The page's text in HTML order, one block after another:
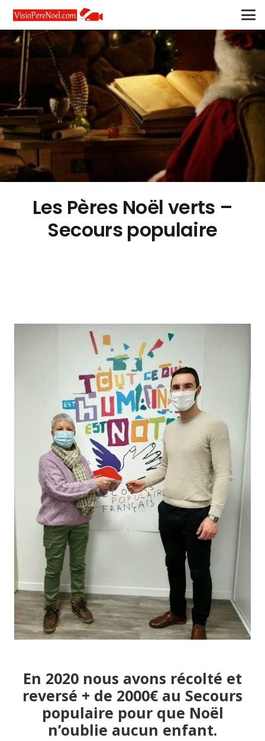
Les Pères Noël verts –
Secours populaire
En 2020 nous avons récolté et
reversé + de 2000€ au Secours
populaire pour que Noël
n’oublie aucun enfant.